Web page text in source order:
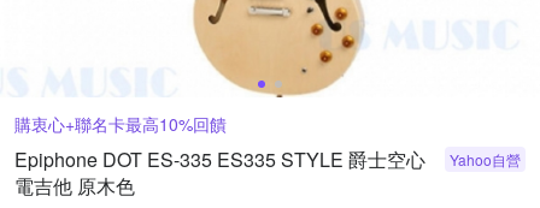
購衷心+聯名卡最高10%回饋
Epiphone DOT ES-335 ES335 STYLE 爵士空心
電吉他 原木色
Yahoo自營